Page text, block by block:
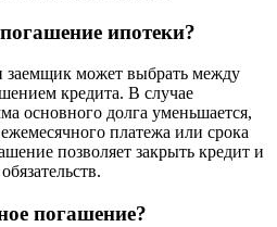
ипотеки?
может выбрать между
кредита. В случае
основного долга уменьшается,
платежа или срока
позволяет закрыть кредит и
погашение?